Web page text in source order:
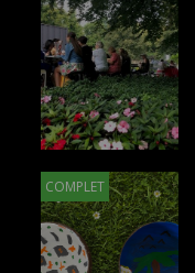
COMPLET